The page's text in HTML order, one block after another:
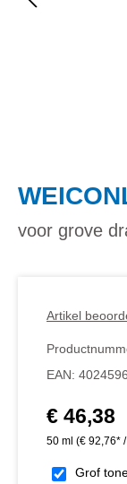
voor grove
Artikel
EAN:
Normale prijs:
€ 46,38
50 ml (€ 92,76*
Grof